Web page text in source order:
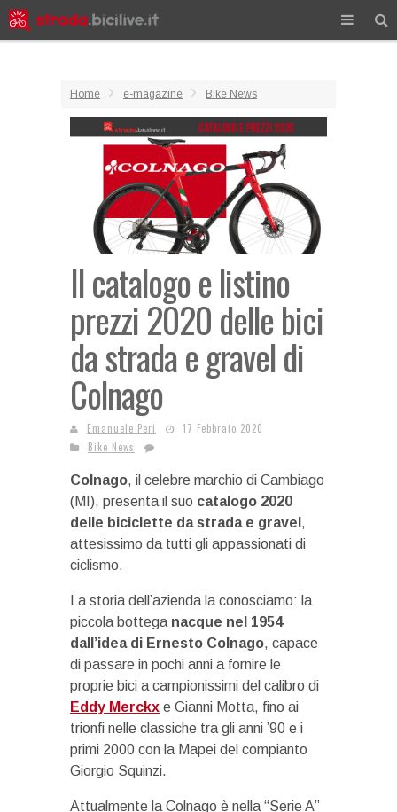
Home e-magazine Bike News
Il catalogo e listino
prezzi 2020 delle bici
da strada e gravel di
Colnago
Emanuele Peri
17 Febbraio 2020
Bike News
Colnago, il celebre marchio di Cambiago
(MI), presenta il suo catalogo 2020
delle biciclette da strada e gravel ,
attesissimo da tutti gli appassionati di
ciclismo.
La storia dell’azienda la conosciamo: la
piccola bottega nacque nel 1954
dall’idea di Ernesto Colnago, capace
di passare in pochi anni a fornire le
proprie bici a campionissimi del calibro di
Eddy Merckx e Gianni Motta, fino ai
trionfi nelle classiche tra gli anni ’90 e i
primi 2000 con la Mapei del compianto
Giorgio Squinzi.
Attualmente la Colnago è nella “Serie A”